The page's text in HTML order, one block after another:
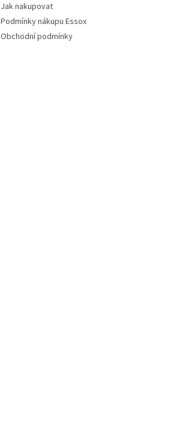
Jak nakupovat
Podmínky nákupu Essox
Obchodní podmínky